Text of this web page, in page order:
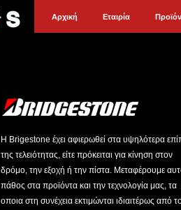
Αρχική Εταιρία
Η Brigestone έχει αφιερωθεί στα υψηλότερα
της τελειότητας, είτε πρόκειται για κίνηση στον
δρόμο, την εξοχή ή την πίστα. Μεταφέρουμε
πάθος στα προϊόντα και την τεχνολογία μας, τα
οποια στη συνέχεια εκτιμώνται ιδιαιτέρως από